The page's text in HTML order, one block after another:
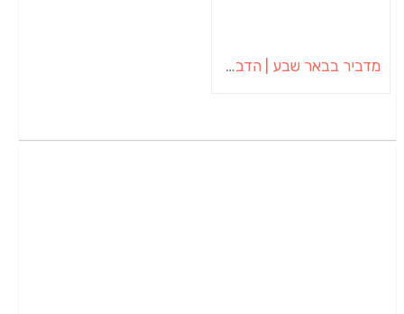
מדביר בבאר שבע | הדברה בבאר שבע | יוגב הדברות